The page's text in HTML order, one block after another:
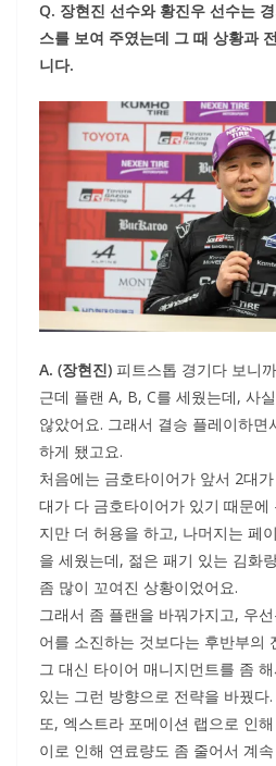
Q. 장현진 선수와 황진우 선수는
스를 보여 주였는데 그 때 상황과
니다.
A. (장현진) 피트스톱 경기다 보니
근데 플랜 A, B, C를 세웠는데, 사
않았어요. 그래서 결승 플레이하면
하게 됐고요.
처음에는 금호타이어가 앞서 2대
대가 다 금호타이어가 있기 때문
지만 더 허용을 하고, 나머지는 페
을 세웠는데, 젊은 패기 있는 김화
좀 많이 꼬여진 상황이었어요.
그래서 좀 플랜을 바꿔가지고, 우
어를 소진하는 것보다는 후반부의
그 대신 타이어 매니지먼트를 좀
있는 그런 방향으로 전략을 바꿨다.
또, 엑스트라 포메이션 랩으로 인
이로 인해 연료량도 좀 줄어서 계